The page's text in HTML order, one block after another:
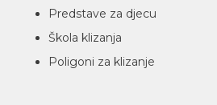
Predstave za djecu
Škola klizanja
Poligoni za klizanje